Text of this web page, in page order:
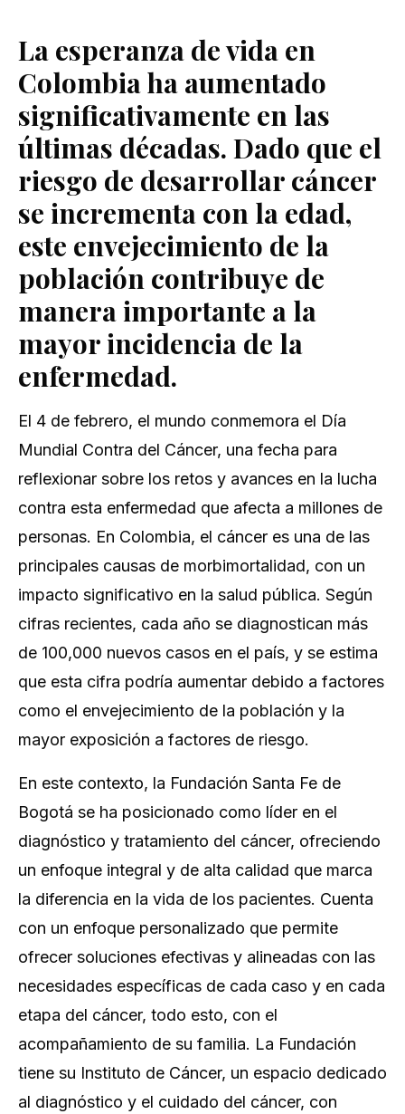
La esperanza de vida en
Colombia ha aumentado
significativamente en las
últimas décadas. Dado que el
riesgo de desarrollar cáncer
se incrementa con la edad,
este envejecimiento de la
población contribuye de
manera importante a la
mayor incidencia de la
enfermedad.
El 4 de febrero, el mundo conmemora el Día
Mundial Contra del Cáncer, una fecha para
reflexionar sobre los retos y avances en la lucha
contra esta enfermedad que afecta a millones de
personas. En Colombia, el cáncer es una de las
principales causas de morbimortalidad, con un
impacto significativo en la salud pública. Según
cifras recientes, cada año se diagnostican más
de 100,000 nuevos casos en el país, y se estima
que esta cifra podría aumentar debido a factores
como el envejecimiento de la población y la
mayor exposición a factores de riesgo.
En este contexto, la Fundación Santa Fe de
Bogotá se ha posicionado como líder en el
diagnóstico y tratamiento del cáncer, ofreciendo
un enfoque integral y de alta calidad que marca
la diferencia en la vida de los pacientes. Cuenta
con un enfoque personalizado que permite
ofrecer soluciones efectivas y alineadas con las
necesidades específicas de cada caso y en cada
etapa del cáncer, todo esto, con el
acompañamiento de su familia. La Fundación
tiene su Instituto de Cáncer, un espacio dedicado
al diagnóstico y el cuidado del cáncer, con